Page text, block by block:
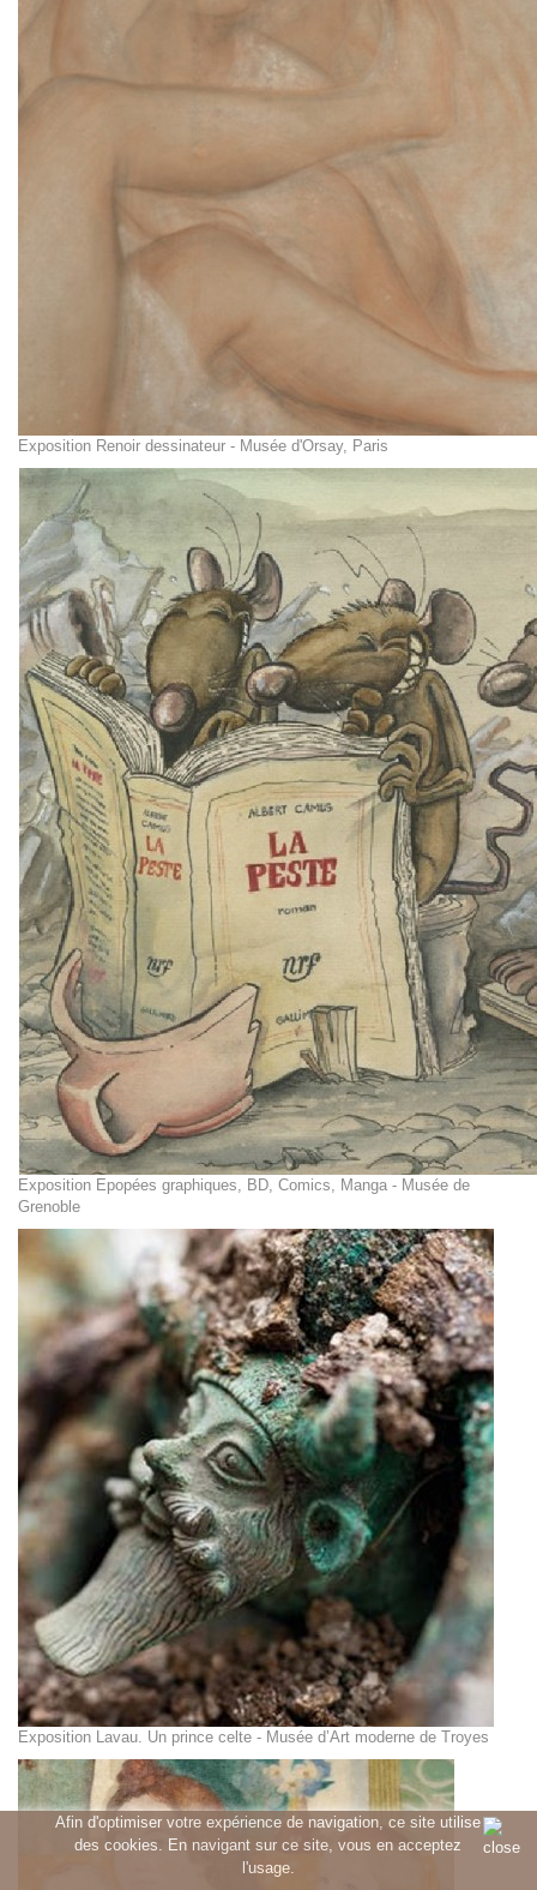
Afin d'optimiser votre expérience de navigation, ce site utilise
des cookies. En navigant sur ce site, vous en acceptez
l'usage.
Exposition Renoir dessinateur - Musée d'Orsay, Paris
Exposition Epopées graphiques, BD, Comics, Manga - Musée de
Grenoble
Exposition Lavau. Un prince celte - Musée d’Art moderne de Troyes